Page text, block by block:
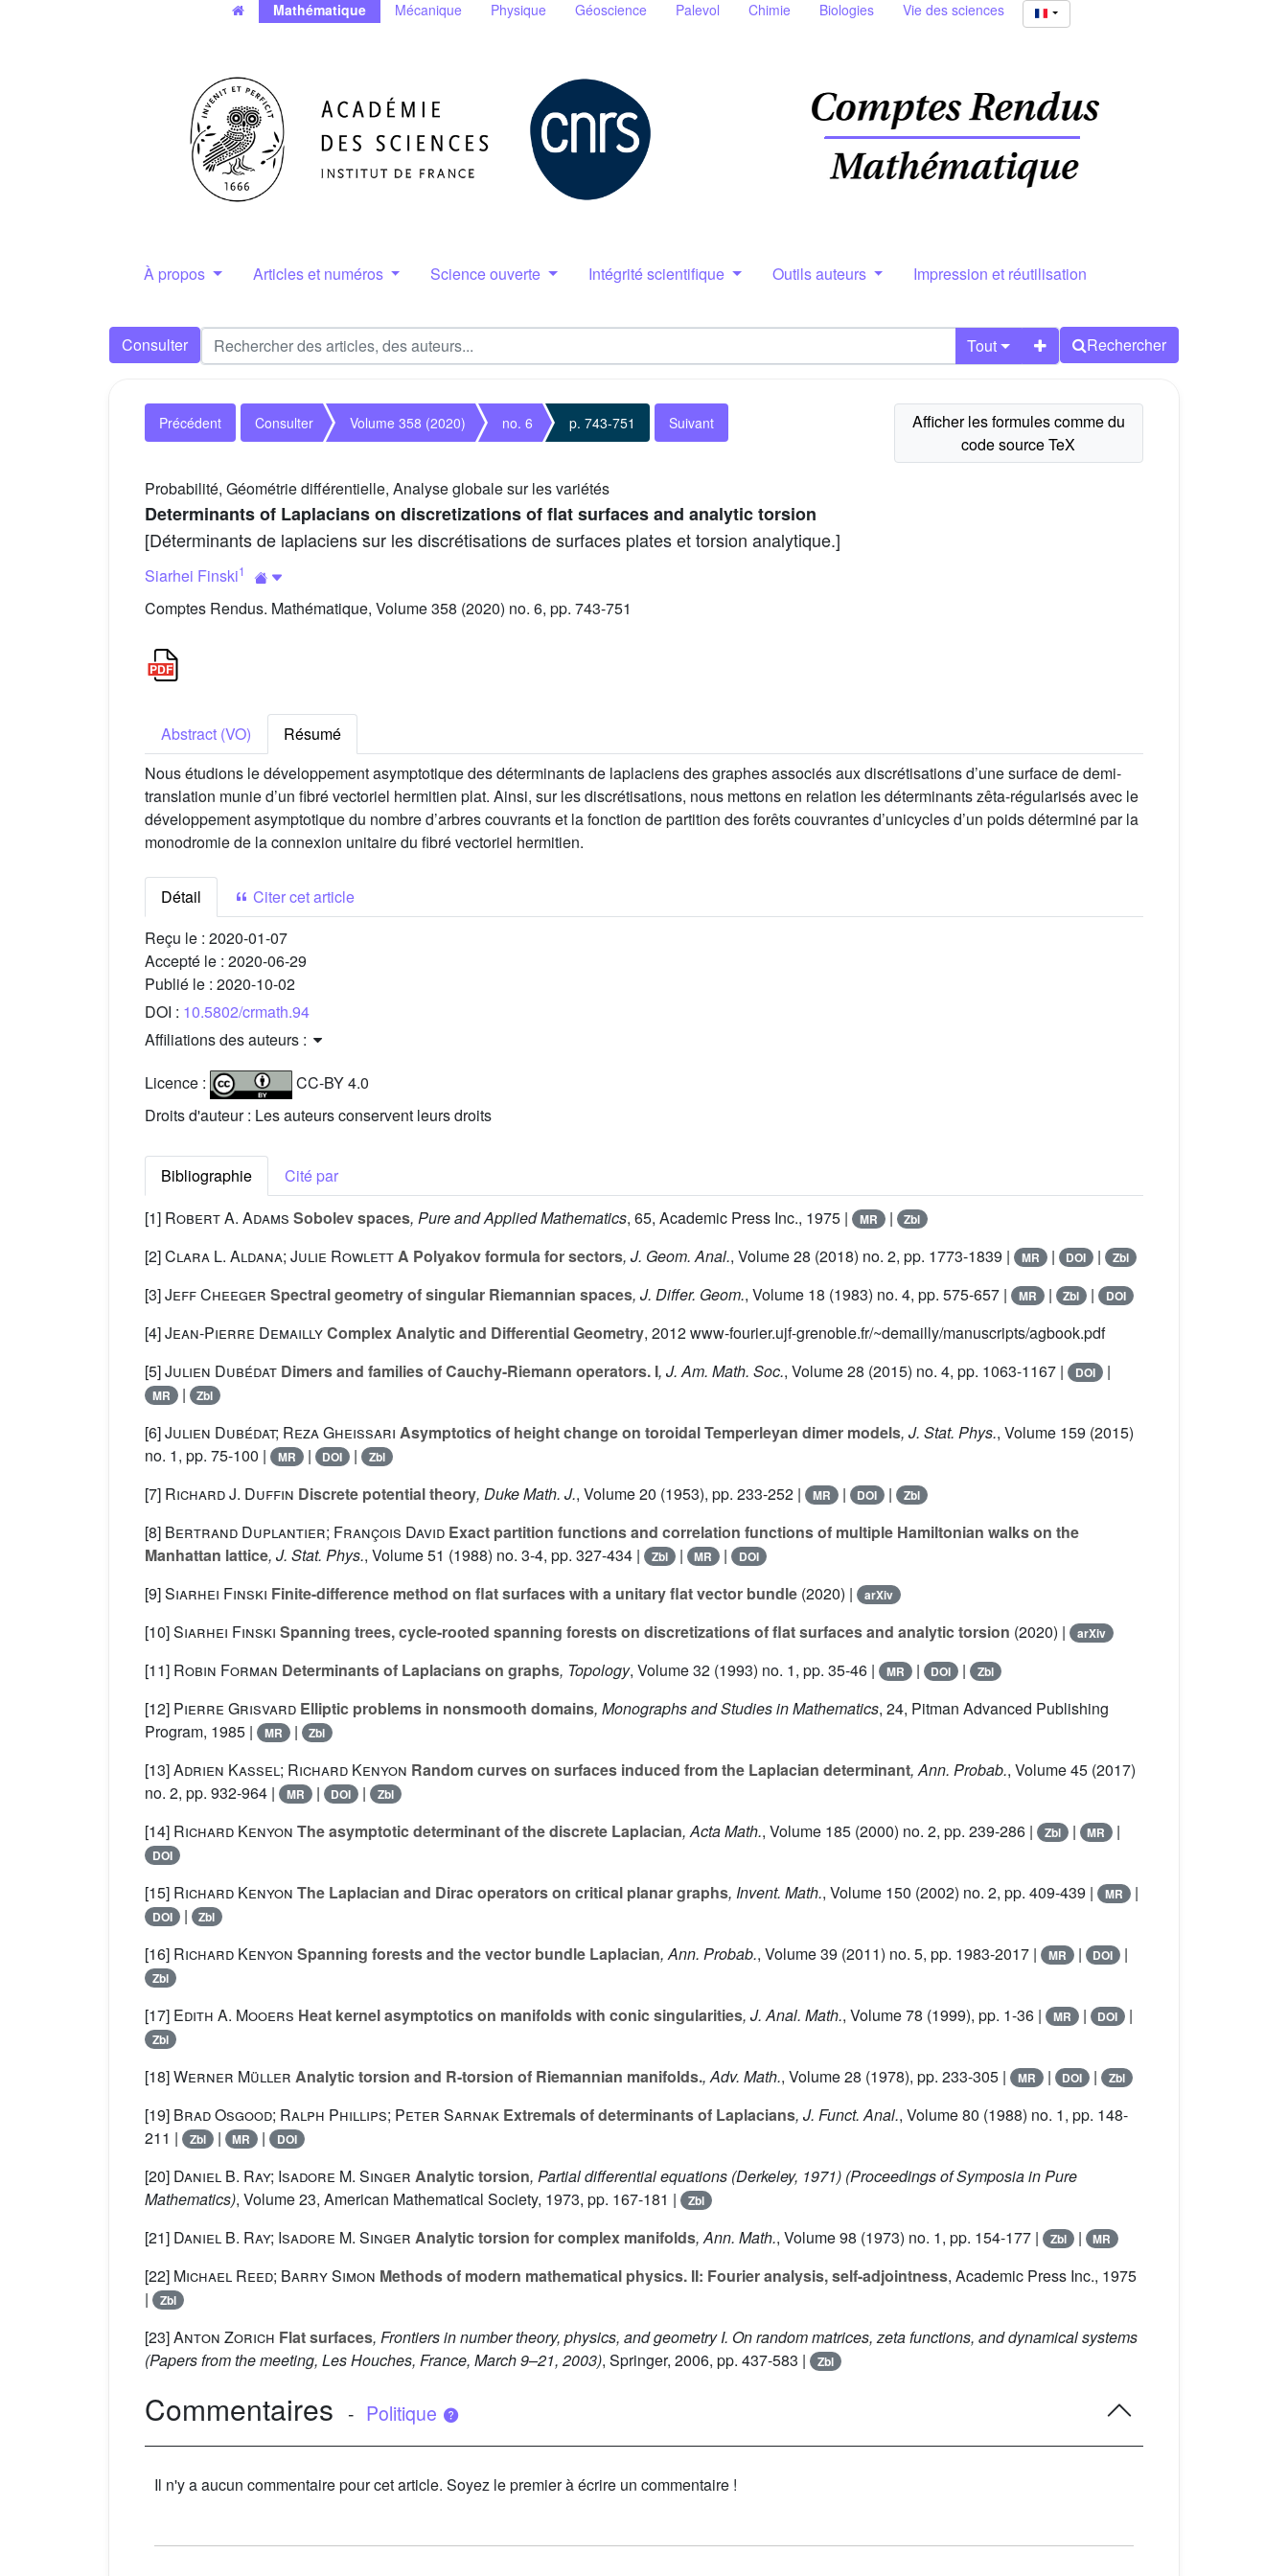
Mathématique Mécanique Physique Géoscience Palevol Chimie Biologies Vie des sciences
À propos Articles et numéros Science ouverte Intégrité scientifique Outils auteurs Impression et réutilisation
Consulter Tout Rechercher
Précédent Consulter Volume 358 (2020) no. 6 p. 743-751 Suivant
Probabilité, Géométrie différentielle, Analyse globale sur les variétés
Determinants of Laplacians on discretizations of flat surfaces and analytic torsion
[Déterminants de laplaciens sur les discrétisations de surfaces plates et torsion analytique.]
Siarhei Finski1
Comptes Rendus. Mathématique, Volume 358 (2020) no. 6, pp. 743-751
Abstract (VO)
Résumé
Nous étudions le développement asymptotique des déterminants de laplaciens des graphes associés aux discrétisations d’une surface de demi-
translation munie d’un fibré vectoriel hermitien plat. Ainsi, sur les discrétisations, nous mettons en relation les déterminants zêta-régularisés avec le
développement asymptotique du nombre d’arbres couvrants et la fonction de partition des forêts couvrantes d’unicycles d’un poids déterminé par la
monodromie de la connexion unitaire du fibré vectoriel hermitien.
Détail
Citer cet article
Reçu le : 2020-01-07
Accepté le : 2020-06-29
Publié le : 2020-10-02
DOI : 10.5802/crmath.94
Affiliations des auteurs :
Licence :
CC-BY 4.0
Droits d'auteur : Les auteurs conservent leurs droits
Bibliographie
Cité par
[1] Robert A. Adams Sobolev spaces, Pure and Applied Mathematics, 65, Academic Press Inc., 1975 | MR | Zbl
[2]Clara L. Aldana; Julie RowlettA Polyakov formula for sectors, J. Geom. Anal., Volume 28 (2018) no. 2, pp. 1773-1839 | MR | DOI | Zbl
[3]Jeff Cheeger Spectral geometry of singular Riemannian spaces, J. Differ. Geom., Volume 18 (1983) no. 4, pp. 575-657 | MR | Zbl | DOI
[4]Jean-Pierre DemaillyComplex Analytic and Differential Geometry, 2012 www-fourier.ujf-grenoble.fr/~demailly/manuscripts/agbook.pdf
[5]Julien Dubédat Dimers and families of Cauchy-Riemann operators. I, J. Am. Math. Soc., Volume 28 (2015) no. 4, pp. 1063-1167 | DOI |
MR | Zbl
[6]Julien Dubédat; Reza Gheissari Asymptotics of height change on toroidal Temperleyan dimer models, J. Stat. Phys., Volume 159 (2015)
no. 1, pp. 75-100 |
MR | DOI | Zbl
[7] Richard J. Duffin Discrete potential theory, Duke Math. J., Volume 20 (1953), pp. 233-252 | MR | DOI | Zbl
[8] Bertrand Duplantier; François David Exact partition functions and correlation functions of multiple Hamiltonian walks on the
Manhattan lattice, J. Stat. Phys., Volume 51 (1988) no. 3-4, pp. 327-434 | Zbl | MR | DOI
[9]Siarhei Finski Finite-difference method on flat surfaces with a unitary flat vector bundle (2020) | arXiv
[10]Siarhei Finski Spanning trees, cycle-rooted spanning forests on discretizations of flat surfaces and analytic torsion (2020) | arXiv
[11] Robin Forman Determinants of Laplacians on graphs, Topology, Volume 32 (1993) no. 1, pp. 35-46 | MR | DOI | Zbl
[12] Pierre Grisvard Elliptic problems in nonsmooth domains, Monographs and Studies in Mathematics, 24, Pitman Advanced Publishing
Program, 1985 |
MR | Zbl
[13]Adrien Kassel; Richard Kenyon Random curves on surfaces induced from the Laplacian determinant, Ann. Probab., Volume 45 (2017)
no. 2, pp. 932-964 |
MR | DOI | Zbl
[14] Richard Kenyon The asymptotic determinant of the discrete Laplacian, Acta Math., Volume 185 (2000) no. 2, pp. 239-286 | Zbl | MR |
DOI
[15] Richard Kenyon The Laplacian and Dirac operators on critical planar graphs, Invent. Math., Volume 150 (2002) no. 2, pp. 409-439 | MR |
DOI | Zbl
[16] Richard Kenyon Spanning forests and the vector bundle Laplacian, Ann. Probab., Volume 39 (2011) no. 5, pp. 1983-2017 | MR | DOI |
Zbl
[17] Edith A. Mooers Heat kernel asymptotics on manifolds with conic singularities, J. Anal. Math., Volume 78 (1999), pp. 1-36 | MR | DOI |
Zbl
[18]Werner Müller Analytic torsion and R-torsion of Riemannian manifolds., Adv. Math., Volume 28 (1978), pp. 233-305 | MR | DOI | Zbl
[19] Brad Osgood; Ralph Phillips; Peter Sarnak Extremals of determinants of Laplacians, J. Funct. Anal., Volume 80 (1988) no. 1, pp. 148-
211 |
Zbl | MR | DOI
[20] Daniel B. Ray; Isadore M. Singer Analytic torsion, Partial differential equations (Derkeley, 1971) (Proceedings of Symposia in Pure
Mathematics), Volume 23, American Mathematical Society, 1973, pp. 167-181 | Zbl
[21] Daniel B. Ray; Isadore M. Singer Analytic torsion for complex manifolds, Ann. Math., Volume 98 (1973) no. 1, pp. 154-177 | Zbl | MR
[22] Michael Reed; Barry Simon Methods of modern mathematical physics. II: Fourier analysis, self-adjointness, Academic Press Inc., 1975
|
Zbl
[23]Anton Zorich Flat surfaces, Frontiers in number theory, physics, and geometry I. On random matrices, zeta functions, and dynamical systems
(Papers from the meeting, Les Houches, France, March 9–21, 2003), Springer, 2006, pp. 437-583 | Zbl
Commentaires - Politique
Il n'y a aucun commentaire pour cet article. Soyez le premier à écrire un commentaire !